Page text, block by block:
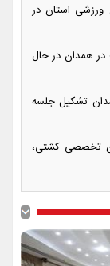
ورزشی استان در
در همدان در حال
تشکیل جلسه
تخصصی کشتی،